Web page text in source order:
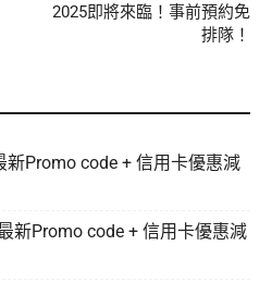
2025即將來臨！事前預約免
排隊！
Promo code + 信用卡優惠減
新Promo code + 信用卡優惠減